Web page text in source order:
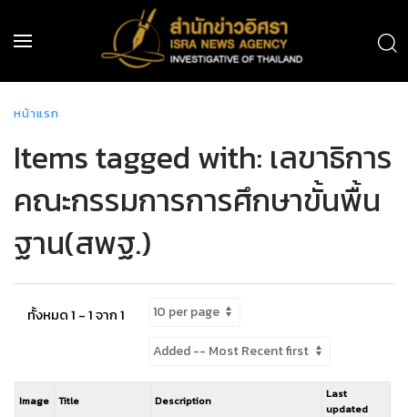
หน้าแรก
Items tagged with: เลขาธิการ
คณะกรรมการการศึกษาขั้นพื้น
ฐาน(สพฐ.)
ทั้งหมด 1 - 1 จาก 1
Image Title Description
Last
updated